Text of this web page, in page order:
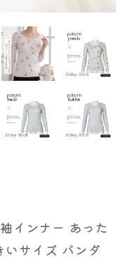
インナー あった
サイズ パンダ